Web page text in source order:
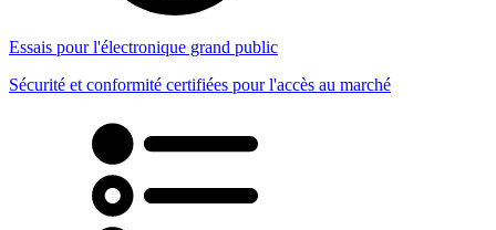
Essais pour l'électronique grand public
Sécurité et conformité certifiées pour l'accès au marché